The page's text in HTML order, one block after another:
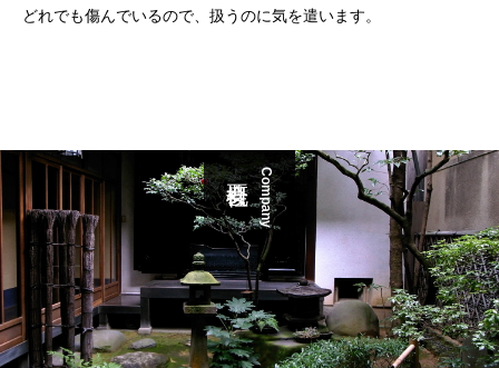
どれでも傷んでいるので、扱うのに気を遣います。
Company